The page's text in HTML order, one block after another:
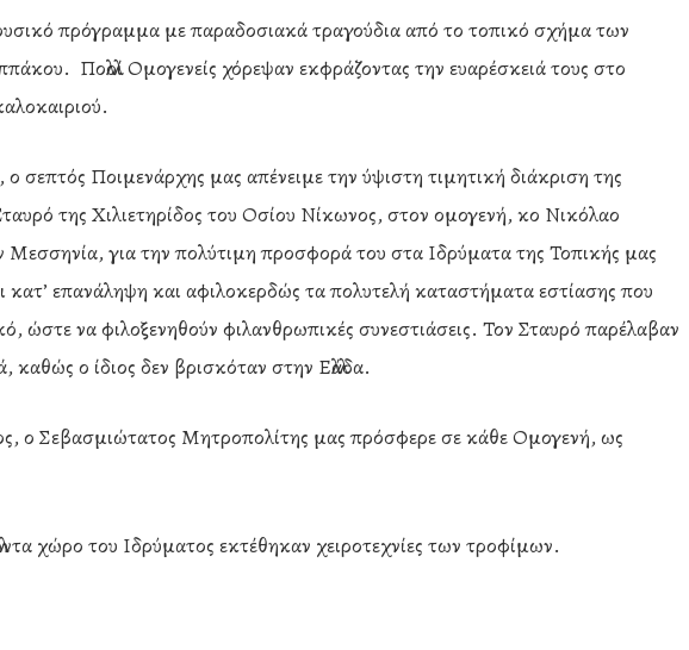
πρόγραμμα με παραδοσιακά τραγούδια από το τοπικό σχήμα των
Πολλοί Ομογενείς χόρεψαν εκφράζοντας την ευαρέσκειά τους στο
ο σεπτός Ποιμενάρχης μας απένειμε την ύψιστη τιμητική διάκριση της
της Χιλιετηρίδος του Οσίου Νίκωνος, στον ομογενή, κο Νικόλαο
για την πολύτιμη προσφορά του στα Ιδρύματα της Τοπικής μας
κατ’ επανάληψη και αφιλοκερδώς τα πολυτελή καταστήματα εστίασης που
ώστε να φιλοξενηθούν φιλανθρωπικές συνεστιάσεις. Τον Σταυρό παρέλαβαν
καθώς ο ίδιος δεν βρισκόταν στην Ελλάδα.
ο Σεβασμιώτατος Μητροπολίτης μας πρόσφερε σε κάθε Ομογενή, ως
χώρο του Ιδρύματος εκτέθηκαν χειροτεχνίες των τροφίμων.